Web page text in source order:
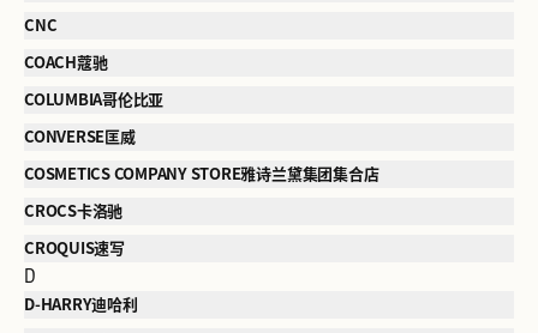
CNC
COACH蔻驰
COLUMBIA哥伦比亚
CONVERSE匡威
COSMETICS COMPANY STORE雅诗兰黛集团集合店
CROCS卡洛驰
CROQUIS速写
D
D-HARRY迪哈利